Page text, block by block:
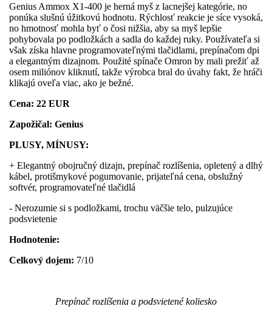
Genius Ammox X1-400 je herná myš z lacnejšej kategórie, no
ponúka slušnú úžitkovú hodnotu. Rýchlosť reakcie je síce vysoká,
no hmotnosť mohla byť o čosi nižšia, aby sa myš lepšie
pohybovala po podložkách a sadla do každej ruky. Používateľa si
však získa hlavne programovateľnými tlačidlami, prepínačom dpi
a elegantným dizajnom. Použité spínače Omron by mali prežiť až
osem miliónov kliknutí, takže výrobca bral do úvahy fakt, že hráči
klikajú oveľa viac, ako je bežné.
Cena: 22 EUR
Zapožičal: Genius
PLUSY, MÍNUSY:
+ Elegantný obojručný dizajn, prepínač rozlíšenia, opletený a dlhý
kábel, protišmykové pogumovanie, prijateľná cena, obslužný
softvér, programovateľné tlačidlá
- Nerozumie si s podložkami, trochu väčšie telo, pulzujúce
podsvietenie
Hodnotenie:
Celkový dojem: 7/10
Prepínač rozlíšenia a podsvietené koliesko